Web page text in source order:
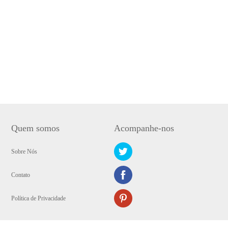
Quem somos
Sobre Nós
Contato
Política de Privacidade
Acompanhe-nos